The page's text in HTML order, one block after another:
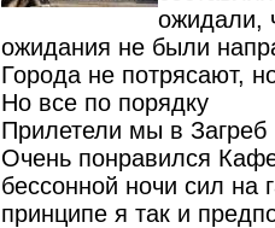
ожидали,
ожидания не были
Города не потрясают,
Но все по порядку
Прилетели мы в
Очень понравился
бессонной ночи сил
принципе я так и